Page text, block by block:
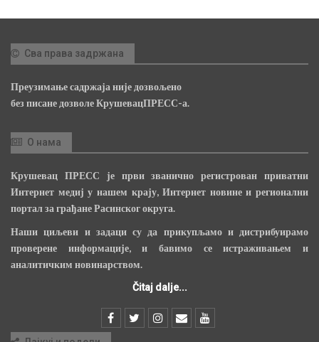
Сва права задржана
Преузимање садржаја није дозвољено
без писане дозволе КрушевацПРЕСС-а.
О нама
Крушевац ПРЕСС је први званично регистрован приватни
Интернет медиј у нашем крају, Интернет новине и регионални
портал за грађане Расинског округа.
Наши циљеви и задаци су да прикупљамо и дистрибуирамо
проверене информације, и бавимо се истраживањем и
аналитичким новинарством.
Čitaj dalje...